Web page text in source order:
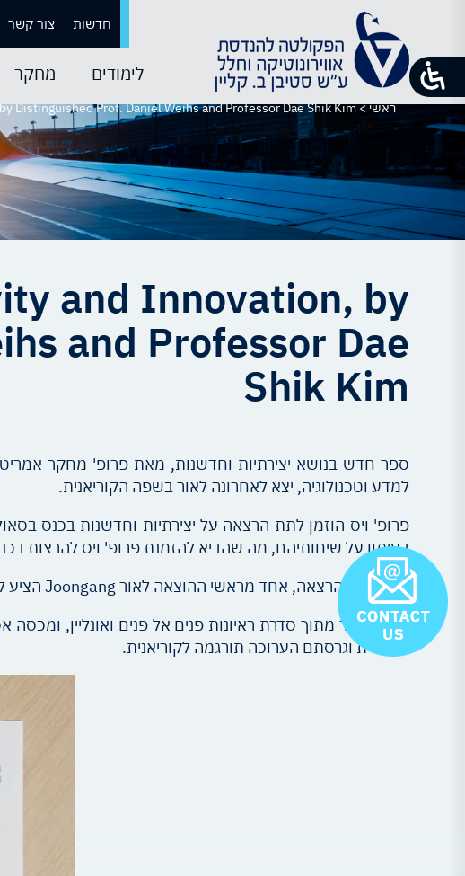
חדשות צור קשר
לימודים מחקר
ראשי>
Distinguished Prof. Daniel Weihs and Professor Dae Shik Kim
and Innovation, by
and Professor Dae
Shik Kim
ספר חדש בנושא יצירתיות וחדשנות, מאת פרופ' מחקר אמריטי
למדע וטכנולוגיה, יצא לאחרונה לאור בשפה הקוריאנית.
פרופ' ויס הוזמן לתת הרצאה על יצירתיות וחדשנות בכנס
בעיתון על שיחותיהם, מה שהביא להזמנת פרופ' ויס להרצות
בעקבות ההרצאה, אחד מראשי ההוצאה לאור Joongang הציע לכתוב ספר על מה ישראל למדה על יצירתיות, ועל איך לנצלה לחדשנות בתעשיה ובתחומים אחרים.
הספר נוצר מתוך סדרת ראיונות פנים אל פנים ואונליין,
באנגלית וגרסתם הערוכה תורגמה לקוריאנית.